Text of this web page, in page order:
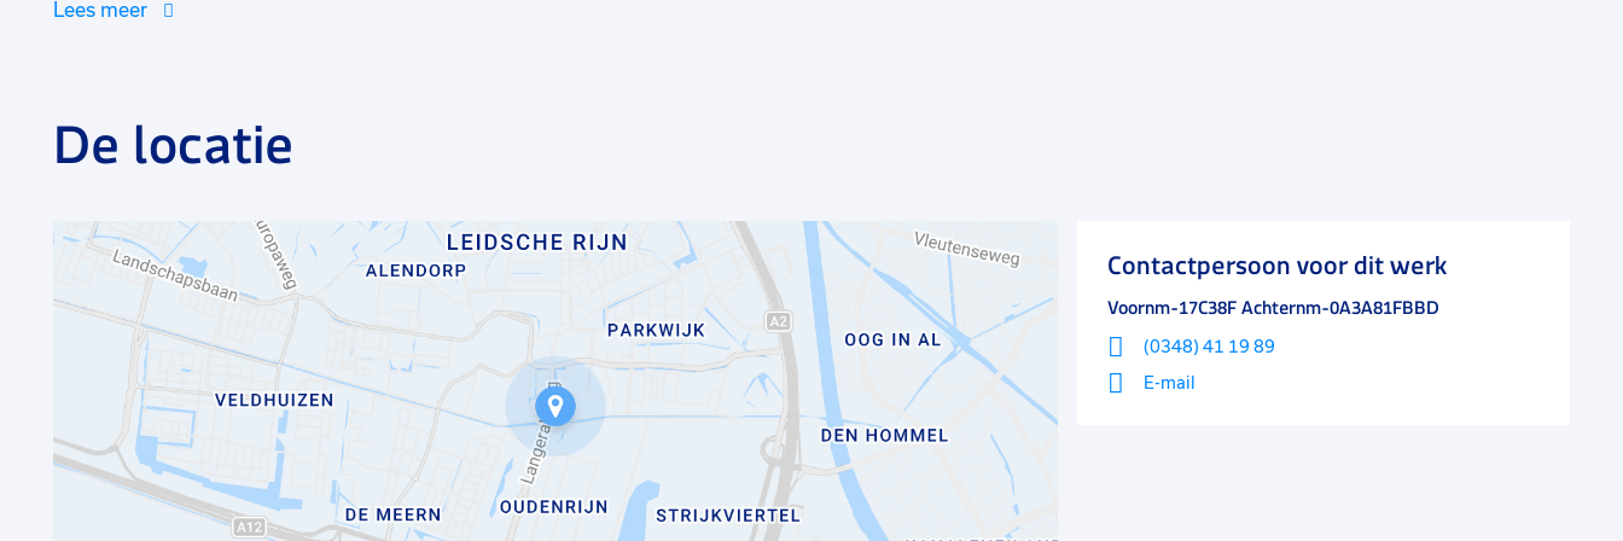
Lees meer
De locatie
Contactpersoon voor dit werk
Voornm-17C38F Achternm-0A3A81FBBD
(0348) 41 19 89
E-mail